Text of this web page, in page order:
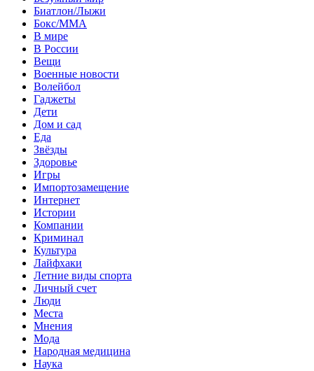
Биатлон/Лыжи
Бокс/MMA
В мире
В России
Вещи
Военные новости
Волейбол
Гаджеты
Дети
Дом и сад
Еда
Звёзды
Здоровье
Игры
Импортозамещение
Интернет
Истории
Компании
Криминал
Культура
Лайфхаки
Летние виды спорта
Личный счет
Люди
Места
Мнения
Мода
Народная медицина
Наука